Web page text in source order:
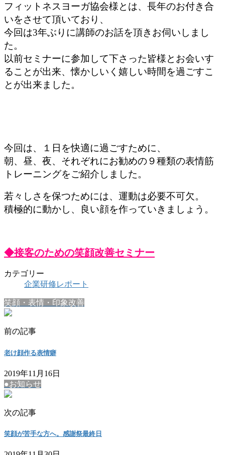
フィットネスヨーガ協会様とは、長年のお付き合
いをさせて頂いており、
今回は3年ぶりに講師のお話を頂きお伺いしまし
た。
以前セミナーに参加して下さった皆様とお会いす
ることが出来、懐かしいく嬉しい時間を過ごすこ
とが出来ました。
今回は、１日を快適に過ごすために、
朝、昼、夜、それぞれにお勧めの９種類の表情筋
トレーニングをご紹介しました。
若々しさを保つためには、運動は必要不可欠。
積極的に動かし、良い顔を作っていきましょう。
◆接客のための笑顔改善セミナー
カテゴリー
企業研修レポート
笑顔・表情・印象改善
前の記事
老け顔作る表情癖
2019年11月16日
●お知らせ
次の記事
笑顔が苦手な方へ。感謝祭最終日